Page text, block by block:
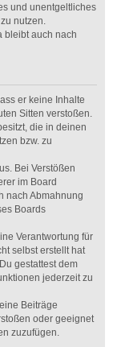
und unentgeltliches
nutzen.
bleibt auch nach
er keine Inhalte
Sitten verstoßen.
die in deinen
bzw. zu
Bei Verstößen
im Board
nach Abmahnung
Boards
Verantwortung für
selbst erstellt hat
gestattest dem
jederzeit zu
Beiträge
oder geeignet
zuzufügen.